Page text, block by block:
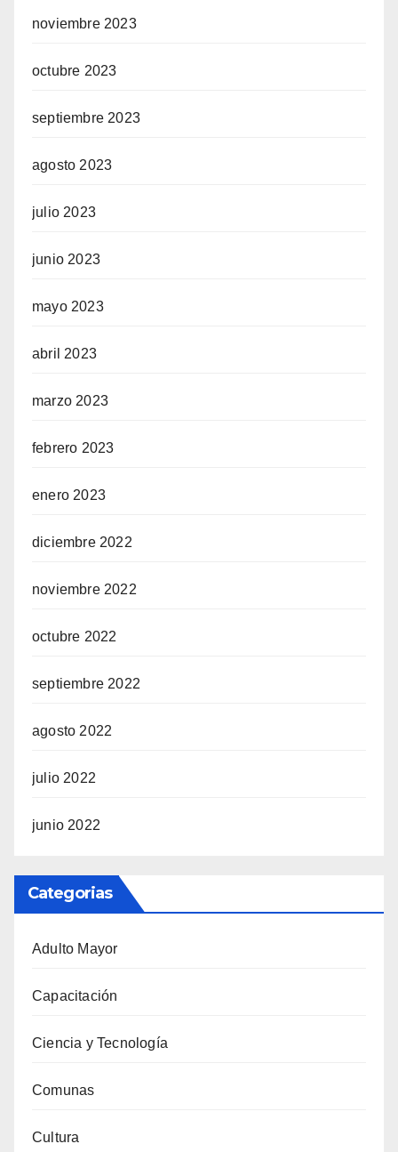
noviembre 2023
octubre 2023
septiembre 2023
agosto 2023
julio 2023
junio 2023
mayo 2023
abril 2023
marzo 2023
febrero 2023
enero 2023
diciembre 2022
noviembre 2022
octubre 2022
septiembre 2022
agosto 2022
julio 2022
junio 2022
Categorias
Adulto Mayor
Capacitación
Ciencia y Tecnología
Comunas
Cultura